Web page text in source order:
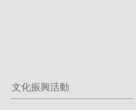
文化振興活動